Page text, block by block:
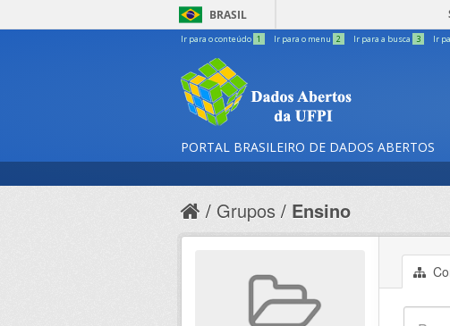
BRASIL
Ir para o conteúdo 1 Ir para o menu 2 Ir para a busca 3 Ir
PORTAL BRASILEIRO DE DADOS ABERTOS
Grupos Ensino